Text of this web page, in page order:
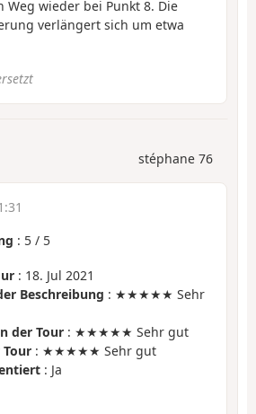
Weg wieder bei Punkt 8. Die
verlängert sich um etwa
stéphane 76
: 5 / 5
: 18. Jul 2021
Beschreibung : ★★★★★ Sehr
der Tour : ★★★★★ Sehr gut
: ★★★★★ Sehr gut
: Ja